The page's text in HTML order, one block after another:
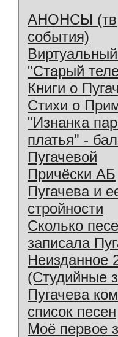
АНОНСЫ (тв,
события)
"Старый
Книги о
Стихи о
"Изнанка
платья" -
Пугачевой
Причёски АБ
Пугачева и
стройности
Сколько
записала
Неизданное
(Студийные
Пугачева
список песен
Моё первое